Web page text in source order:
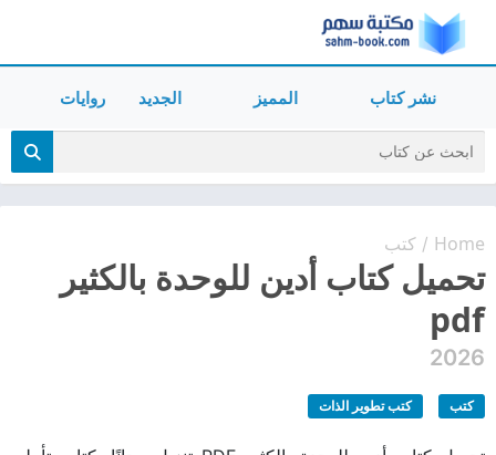
نشر كتاب المميز الجديد روايات
Home
/ كتب
تحميل كتاب أدين للوحدة بالكثير
pdf
2026
كتب كتب تطوير الذات